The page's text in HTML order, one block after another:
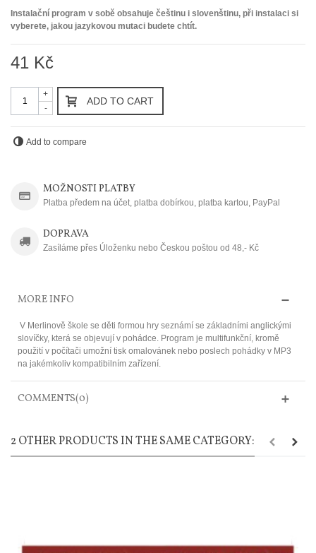
Instalační program v sobě obsahuje češtinu i slovenštinu, při instalaci si
vyberete, jakou jazykovou mutaci budete chtít.
41 Kč
-
+
ADD TO CART
Add to compare
MOŽNOSTI PLATBY
Platba předem na účet, platba dobírkou, platba kartou, PayPal
DOPRAVA
Zasíláme přes Úloženku nebo Českou poštou od 48,- Kč
MORE INFO
V Merlinově škole se děti formou hry seznámí se základními anglickými
slovíčky, která se objevují v pohádce. Program je multifunkční, kromě
použití v počítači umožní tisk omalovánek nebo poslech pohádky v MP3
na jakémkoliv kompatibilním zařízení.
COMMENTS(0)
2 OTHER PRODUCTS IN THE SAME CATEGORY: